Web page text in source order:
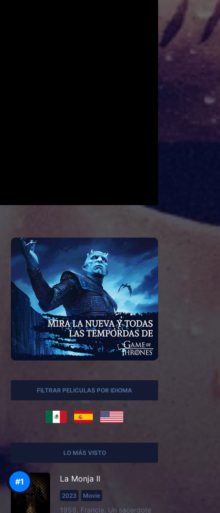
FILTRAR PELICULAS POR IDIOMA
LO MÁS VISTO
La Monja II
2023 Movie
1956, Francia. Un sacerdote